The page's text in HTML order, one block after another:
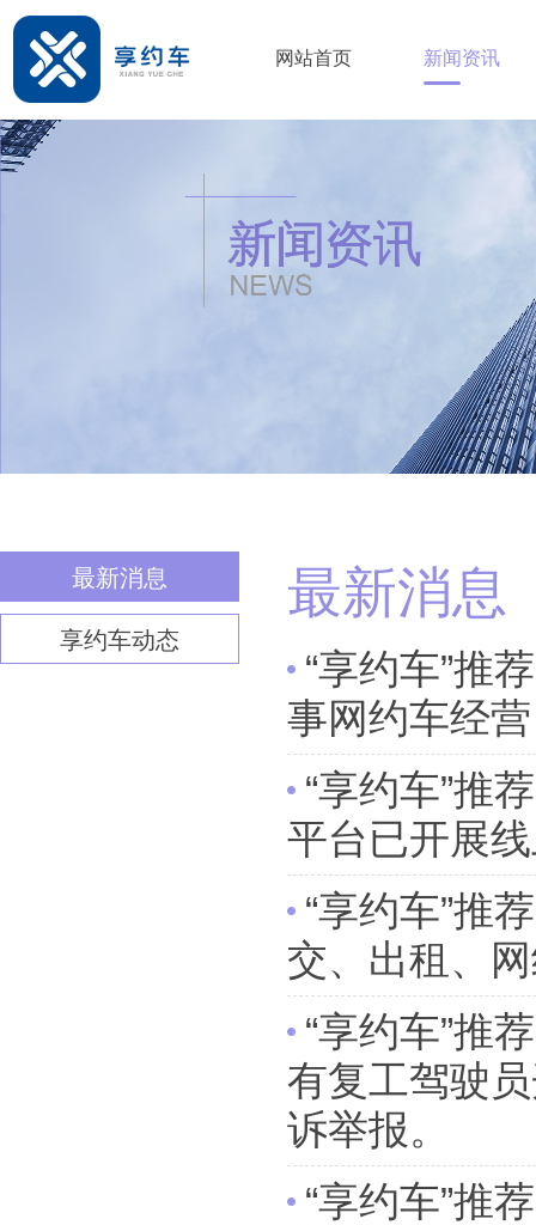
网站首页 新闻资讯
最新消息
享约车动态
最新消息
“享约车”推
事网约车经
“享约车”推
平台已开展
“享约车”推
交、出租、
“享约车”推
有复工驾驶
诉举报。
“享约车”推